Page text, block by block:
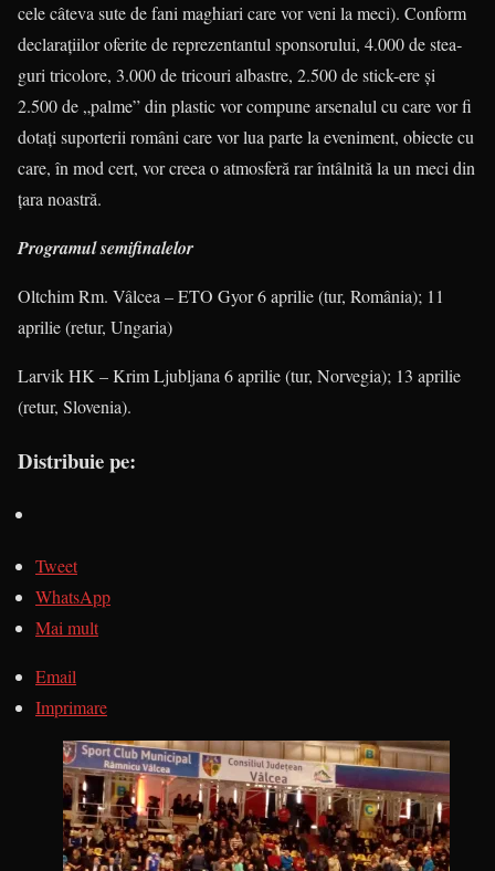
cele câ­te­va sute de fani maghiari care vor veni la meci). Conform
declaraţiilor oferite de re­prezentantul sponsorului, 4.000 de stea­
guri tricolore, 3.000 de tricouri albastre, 2.500 de stick-ere şi
2.500 de „palme” din plastic vor compune arsenalul cu care vor fi
dotaţi suporterii români care vor lua parte la eveniment, obiecte cu
care, în mod cert, vor creea o atmosferă rar întâlnită la un meci din
ţara noastră.
Programul semifinalelor
Oltchim Rm. Vâlcea – ETO Gyor 6 aprilie (tur, România); 11
aprilie (retur, Ungaria)
Larvik HK – Krim Ljubljana 6 aprilie (tur, Norvegia); 13 aprilie
(retur, Slovenia).
Distribuie pe:
Tweet
WhatsApp
Mai mult
Email
Imprimare